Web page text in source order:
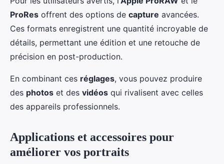
ProRes offrent des options de capture avancées.
Ces formats enregistrent une quantité incroyable de
détails, permettant une édition et une retouche de
précision en post-production.
En combinant ces réglages, vous pouvez produire
des photos et des vidéos qui rivalisent avec celles
des appareils professionnels.
Applications et accessoires pour
améliorer vos portraits